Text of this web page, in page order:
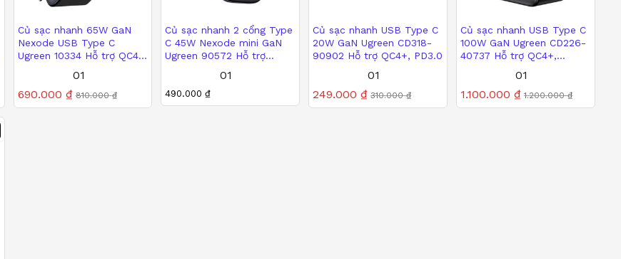
Củ sạc nhanh 65W GaN
Nexode USB Type C
Ugreen 10334 Hỗ trợ QC4+,
Được xếp
01
690.000 ₫ 810.000₫
₫ 810.000
Củ sạc nhanh 2 cổng Type
C 45W Nexode mini GaN
Ugreen 90572 Hỗ trợ
Được xếp
hạng
01
490.000₫
Củ sạc nhanh USB Type C
20W GaN Ugreen CD318-
90902 Hỗ trợ QC4+, PD3.0
Được xếp
01
249.000₫ 310.000₫
₫ 310.000
Củ sạc nhanh USB Type C
100W GaN Ugreen CD226-
40737 Hỗ trợ QC4+,
Được xếp
01
1.100.000₫ 1.200.000₫
1.100.000₫